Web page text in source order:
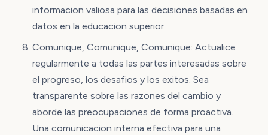
informacion valiosa para las decisiones basadas en
datos en la educacion superior.
Comunique, Comunique, Comunique: Actualice
regularmente a todas las partes interesadas sobre
el progreso, los desafios y los exitos. Sea
transparente sobre las razones del cambio y
aborde las preocupaciones de forma proactiva.
Una comunicacion interna efectiva para una